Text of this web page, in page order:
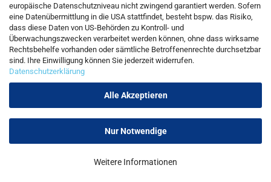
europäische Datenschutzniveau nicht zwingend garantiert werden. Sofern
eine Datenübermittlung in die USA stattfindet, besteht bspw. das Risiko,
dass diese Daten von US-Behörden zu Kontroll- und
Überwachungszwecken verarbeitet werden können, ohne dass wirksame
Rechtsbehelfe vorhanden oder sämtliche Betroffenenrechte durchsetzbar
sind. Ihre Einwilligung können Sie jederzeit widerrufen.
Datenschutzerklärung
Alle Akzeptieren
Nur Notwendige
Weitere Informationen
Callback Service
Kontaktformular